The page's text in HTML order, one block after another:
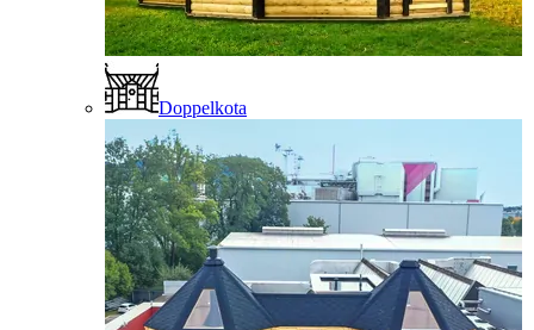
Doppelkota